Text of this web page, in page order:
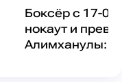
Боксёр с 17-0
нокаут и
Алимханулы: